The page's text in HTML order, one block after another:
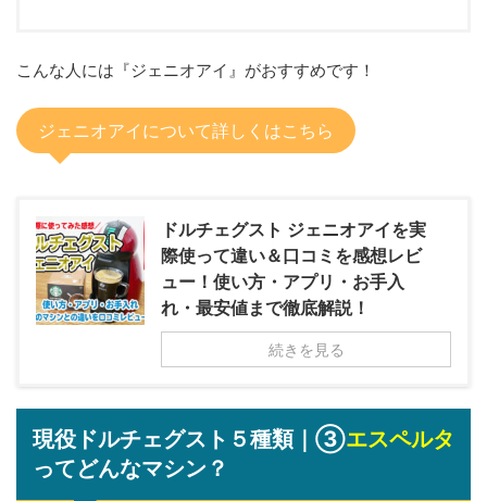
こんな人には『ジェニオアイ』がおすすめです！
ジェニオアイについて詳しくはこちら
ドルチェグスト ジェニオアイを実
際使って違い＆口コミを感想レビ
ュー！使い方・アプリ・お手入
れ・最安値まで徹底解説！
続きを見る
現役ドルチェグスト５種類｜③エスペルタ
ってどんなマシン？